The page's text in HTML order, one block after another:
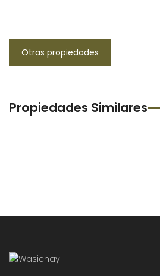
Otras propiedades
Propiedades Similares